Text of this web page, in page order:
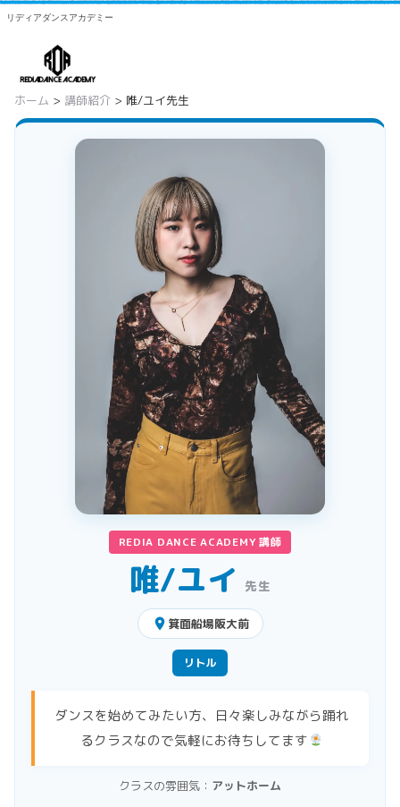
リディアダンスアカデミー
ホーム > 講師紹介 > 唯/ユイ先生
REDIA DANCE ACADEMY 講師
唯/ユイ 先生
place 箕面船場阪大前
リトル
ダンスを始めてみたい方、日々楽しみながら踊れ
るクラスなので気軽にお待ちしてます
クラスの雰囲気： アットホーム